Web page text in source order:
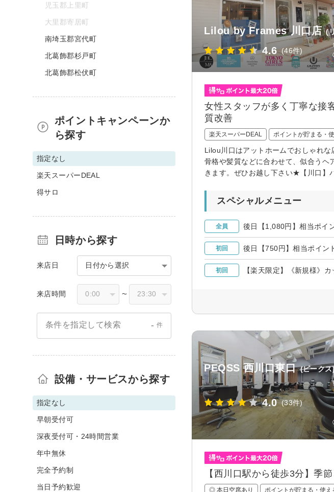
Lilou by Frames 川口店 (
4.6 (46件)
女性スタッフが多く丁寧な接
質改善
楽天スーパーDEAL ポイントが貯まる・
Lilou川口はアットホームでおしゃれ
骨格や髪質などに合わせて、似合うヘ
きます。ぜひお越し下さい★【川口】
スペシャルメニュー
全員 後日【1,080円】相当ポ
初回
初回 【楽天限定】《新規様》
PEQSS 西川口東口 (ピークス
4.0 (33件)
【西川口駅から徒歩3分】季
◎ 本日空席あり ポイントが貯まる・使え
児玉郡上里町
大里郡寄居町
南埼玉郡宮代町
北葛飾郡杉戸町
北葛飾郡松伏町
ポイントキャンペーンか
ら探す
指定なし
楽天スーパーDEAL
得サロ
日時から探す
来店日 日付から選択
来店時間 〜
条件を指定して検索 - 件
設備・サービスから探す
指定なし
早朝受付可
深夜受付可・24時間営業
年中無休
完全予約制
当日予約歓迎